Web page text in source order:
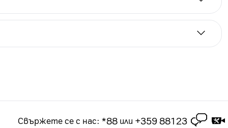
срок от 2 години. Цените на лизинг са за
абонамент за посочения тарифен план.
в рамките на 3 месеца срок на абонамента
Свържете се с нас: *88 или +359 88123